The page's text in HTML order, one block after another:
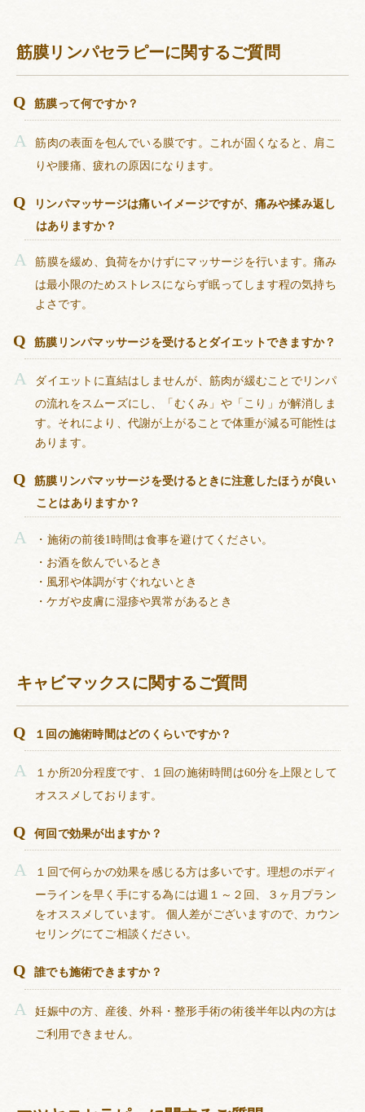
筋膜リンパセラピーに関するご質問
筋膜って何ですか？
筋肉の表面を包んでいる膜です。これが固くなると、肩こ
りや腰痛、疲れの原因になります。
リンパマッサージは痛いイメージですが、痛みや揉み返し
はありますか？
筋膜を緩め、負荷をかけずにマッサージを行います。痛み
は最小限のためストレスにならず眠ってします程の気持ち
よさです。
筋膜リンパマッサージを受けるとダイエットできますか？
ダイエットに直結はしませんが、筋肉が緩むことでリンパ
の流れをスムーズにし、「むくみ」や「こり」が解消しま
す。それにより、代謝が上がることで体重が減る可能性は
あります。
筋膜リンパマッサージを受けるときに注意したほうが良い
ことはありますか？
・施術の前後1時間は食事を避けてください。
・お酒を飲んでいるとき
・風邪や体調がすぐれないとき
・ケガや皮膚に湿疹や異常があるとき
キャビマックスに関するご質問
１回の施術時間はどのくらいですか？
１か所20分程度です、１回の施術時間は60分を上限として
オススメしております。
何回で効果が出ますか？
１回で何らかの効果を感じる方は多いです。理想のボディ
ーラインを早く手にする為には週１～２回、３ヶ月プラン
をオススメしています。 個人差がございますので、カウン
セリングにてご相談ください。
誰でも施術できますか？
妊娠中の方、産後、外科・整形手術の術後半年以内の方は
ご利用できません。